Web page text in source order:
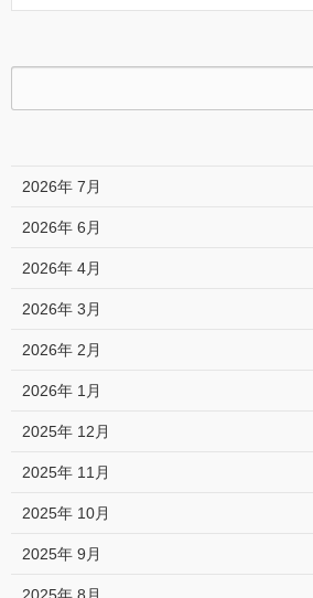
2026年 7月
2026年 6月
2026年 4月
2026年 3月
2026年 2月
2026年 1月
2025年 12月
2025年 11月
2025年 10月
2025年 9月